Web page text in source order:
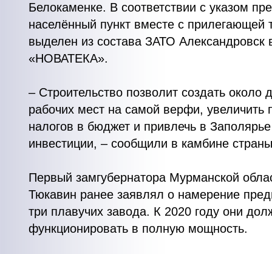
Белокаменке. В соответствии с указом
населённый пункт вместе с прилегающей
выделен из состава ЗАТО Александровск
«НОВАТЕКА».
– Строительство позволит создать около
рабочих мест на самой верфи, увеличить
налогов в бюджет и привлечь в
инвестиции, – сообщили в камбине
Первый замгубернатора Мурманской
Тюкавин ранее заявлял о намерение
три плавучих завода. К 2020 году они
функционировать в полную мощность.